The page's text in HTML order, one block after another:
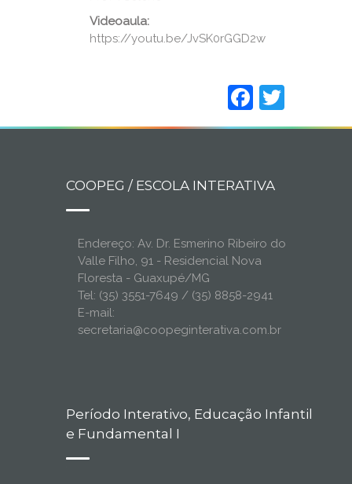
Videoaula:
https://youtu.be/JvSK0rGGD2w
COOPEG / ESCOLA INTERATIVA
Endereço: Av. Dr. Esmerino Ribeiro do
Valle Filho, 91 - Residencial Nova
Floresta - Guaxupé/MG
Tel: (35) 3551-7649 / (35) 8858-2941
E-mail:
secretaria@coopeginterativa.com.br
Período Interativo, Educação Infantil
e Fundamental I